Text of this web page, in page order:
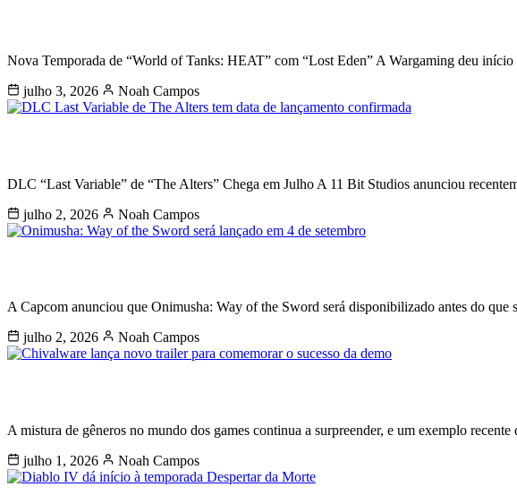
Nova Temporada de “World of Tanks: HEAT” com “Lost Eden” A Wargaming deu
julho 3, 2026
Noah Campos
DLC “Last Variable” de “The Alters” Chega em Julho A 11 Bit Studios anunciou
julho 2, 2026
Noah Campos
A Capcom anunciou que Onimusha: Way of the Sword será disponibilizado antes do
julho 2, 2026
Noah Campos
A mistura de gêneros no mundo dos games continua a surpreender, e um exemplo
julho 1, 2026
Noah Campos